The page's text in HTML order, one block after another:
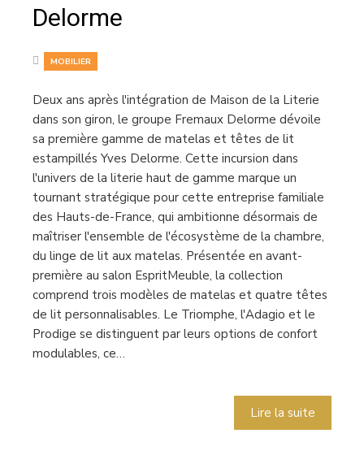
Delorme
MOBILIER
Deux ans après l'intégration de Maison de la Literie
dans son giron, le groupe Fremaux Delorme dévoile
sa première gamme de matelas et têtes de lit
estampillés Yves Delorme. Cette incursion dans
l'univers de la literie haut de gamme marque un
tournant stratégique pour cette entreprise familiale
des Hauts-de-France, qui ambitionne désormais de
maîtriser l'ensemble de l'écosystème de la chambre,
du linge de lit aux matelas. Présentée en avant-
première au salon EspritMeuble, la collection
comprend trois modèles de matelas et quatre têtes
de lit personnalisables. Le Triomphe, l'Adagio et le
Prodige se distinguent par leurs options de confort
modulables, ce…
Lire la suite